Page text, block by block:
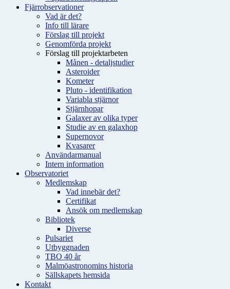
Fjärrobservationer
Vad är det?
Info till lärare
Förslag till projekt
Genomförda projekt
Förslag till projektarbeten
Månen - detaljstudier
Asteroider
Kometer
Pluto - identifikation
Variabla stjärnor
Stjärnhopar
Galaxer av olika typer
Studie av en galaxhop
Supernovor
Kvasarer
Användarmanual
Intern information
Observatoriet
Medlemskap
Vad innebär det?
Certifikat
Ansök om medlemskap
Bibliotek
Diverse
Pulsariet
Utbyggnaden
TBO 40 år
Malmöastronomins historia
Sällskapets hemsida
Kontakt